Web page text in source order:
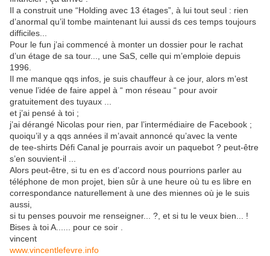
Il a construit une “Holding avec 13 étages”, à lui tout seul : rien
d’anormal qu’il tombe maintenant lui aussi ds ces temps toujours
difficiles...
Pour le fun j’ai commencé à monter un dossier pour le rachat
d’un étage de sa tour..., une SaS, celle qui m’emploie depuis
1996.
Il me manque qqs infos, je suis chauffeur à ce jour, alors m’est
venue l’idée de faire appel à “ mon réseau “ pour avoir
gratuitement des tuyaux ...
et j’ai pensé à toi ;
j’ai dérangé Nicolas pour rien, par l’intermédiaire de Facebook ;
quoiqu’il y a qqs années il m’avait annoncé qu’avec la vente
de tee-shirts Défi Canal je pourrais avoir un paquebot ? peut-être
s’en souvient-il ...
Alors peut-être, si tu en es d’accord nous pourrions parler au
téléphone de mon projet, bien sûr à une heure où tu es libre en
correspondance naturellement à une des miennes où je le suis
aussi,
si tu penses pouvoir me renseigner... ?, et si tu le veux bien... !
Bises à toi A...... pour ce soir .
vincent
www.vincentlefevre.info